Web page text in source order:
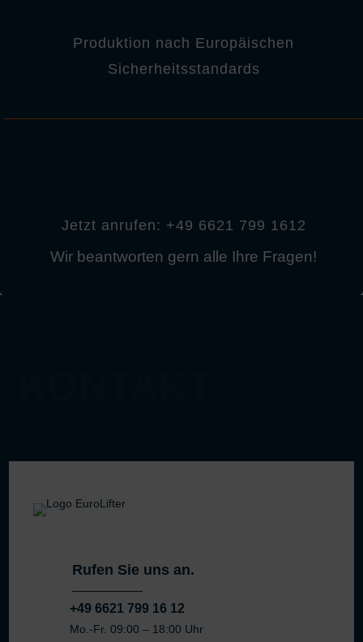
Produktion nach Europäischen
Sicherheitsstandards
Jetzt anrufen: +49 6621 799 1612
Wir beantworten gern alle Ihre Fragen!
Rufen Sie uns an.
+49 6621 799 16 12
Mo.-Fr. 09:00 – 18:00 Uhr